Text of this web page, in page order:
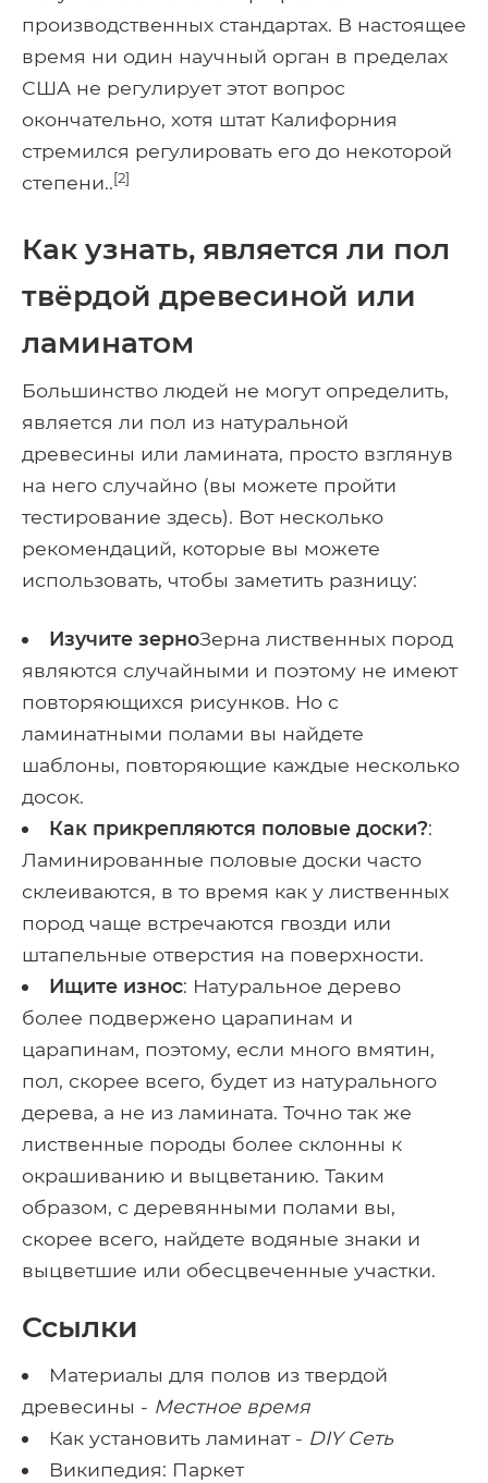
производственных стандартах. В настоящее
время ни один научный орган в пределах
США не регулирует этот вопрос
окончательно, хотя штат Калифорния
стремился регулировать его до некоторой
степени..[2]
Как узнать, является ли пол
твёрдой древесиной или
ламинатом
Большинство людей не могут определить,
является ли пол из натуральной
древесины или ламината, просто взглянув
на него случайно (вы можете пройти
тестирование здесь). Вот несколько
рекомендаций, которые вы можете
использовать, чтобы заметить разницу:
Изучите зерноЗерна лиственных пород
являются случайными и поэтому не имеют
повторяющихся рисунков. Но с
ламинатными полами вы найдете
шаблоны, повторяющие каждые несколько
досок.
Как прикрепляются половые доски?:
Ламинированные половые доски часто
склеиваются, в то время как у лиственных
пород чаще встречаются гвозди или
штапельные отверстия на поверхности.
Ищите износ: Натуральное дерево
более подвержено царапинам и
царапинам, поэтому, если много вмятин,
пол, скорее всего, будет из натурального
дерева, а не из ламината. Точно так же
лиственные породы более склонны к
окрашиванию и выцветанию. Таким
образом, с деревянными полами вы,
скорее всего, найдете водяные знаки и
выцветшие или обесцвеченные участки.
Ссылки
Материалы для полов из твердой
древесины - Местное время
Как установить ламинат - DIY Сеть
Википедия: Паркет